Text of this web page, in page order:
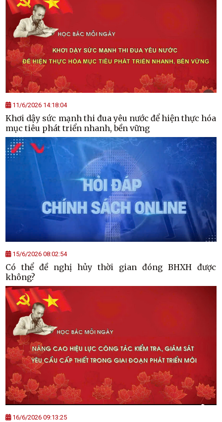
11/6/2026 14:18:04
Khơi dậy sức mạnh thi đua yêu nước để hiện thực hóa
mục tiêu phát triển nhanh, bền vững
15/6/2026 08:02:54
Có thể đề nghị hủy thời gian đóng BHXH được
không?
16/6/2026 09:13:25